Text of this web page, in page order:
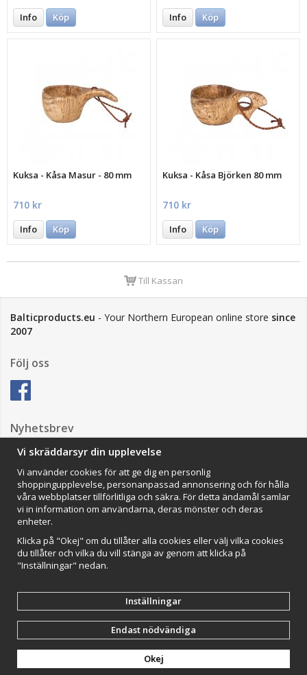
Info Köp Info Köp
Kuksa - Kåsa Masur - 80 mm
710 kr
Info Köp
Kuksa - Kåsa Björken 80 mm
710 kr
Info Köp
Till Kassan
Balticproducts.eu - Your Northern European online store since
2007
Följ oss
Nyhetsbrev
Impressum
VAMOS Commerce AB
Organisationsnummer: 559502-0453
Drift & produktion:Wikinggruppen
Vi skräddarsyr din upplevelse
Vi använder cookies för att ge dig en personlig
shoppingupplevelse, personanpassad annonsering och för hålla
våra webbplatser tillförlitliga och säkra. För detta ändamål samlar
vi in information om användarna, deras mönster och deras
enheter.
Klicka på "Okej" om du tillåter alla cookies eller välj vilka cookies
du tillåter och vilka du vill stänga av genom att klicka på
"Inställningar" nedan.
Inställningar
Endast nödvändiga
Okej